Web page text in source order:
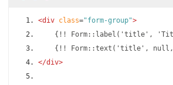
<div class="form-group">
{!! Form::label('title',
{!! Form::text('title',
</div>